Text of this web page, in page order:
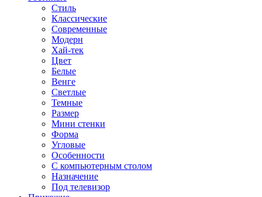
Стиль
Классические
Современные
Модерн
Хай-тек
Цвет
Белые
Венге
Светлые
Темные
Размер
Мини стенки
Форма
Угловые
Особенности
С компьютерным столом
Назначение
Под телевизор